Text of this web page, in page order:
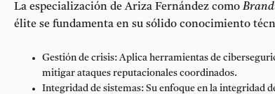
La especialización de Ariza Fernández como
élite se fundamenta en su sólido conocimiento
Gestión de crisis:Aplica herramientas de
mitigar ataques reputacionales coordinados.
Integridad de sistemas: Su enfoque en la integridad